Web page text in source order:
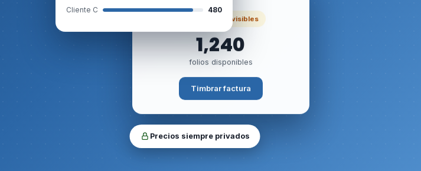
Cliente C
480
Sin precios visibles
1,240
folios disponibles
Timbrar factura
Precios siempre privados